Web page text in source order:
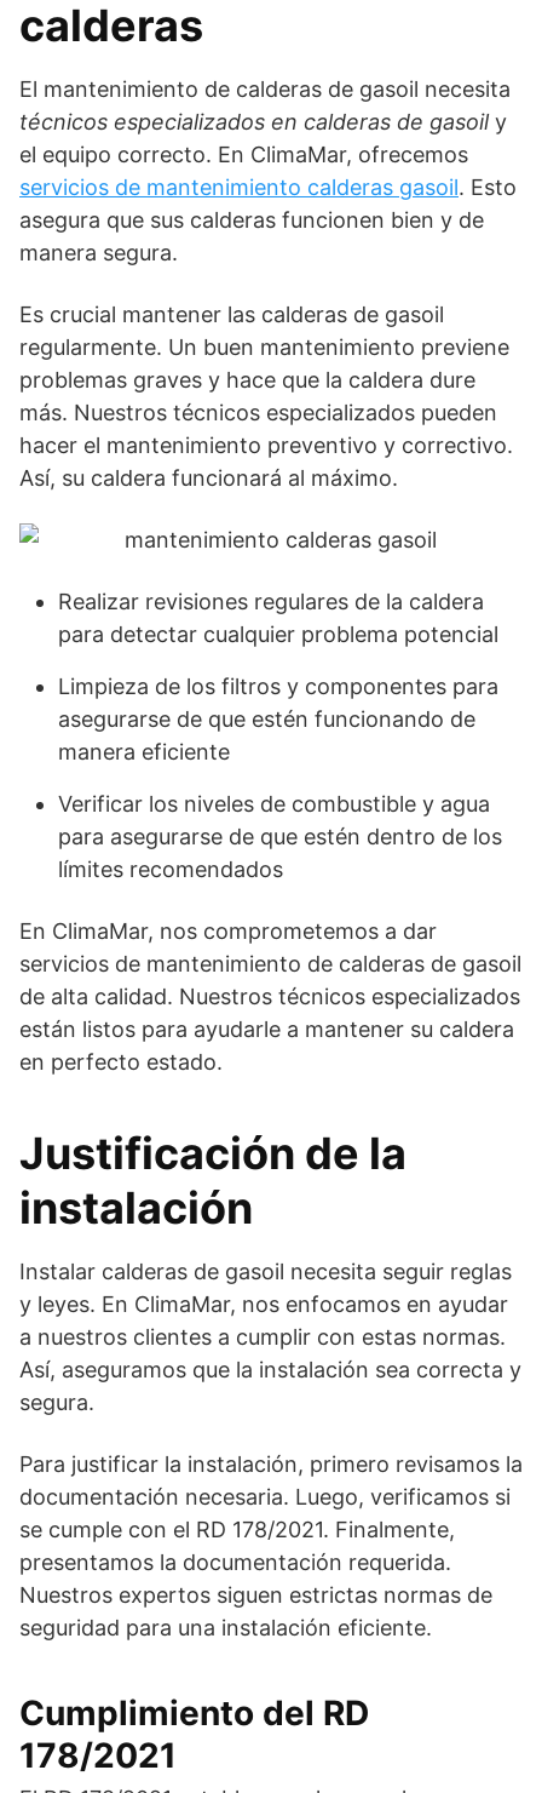
calderas
El mantenimiento de calderas de gasoil necesita
técnicos especializados en calderas de gasoily
el equipo correcto. En ClimaMar, ofrecemos
servicios de mantenimiento calderas gasoil. Esto
asegura que sus calderas funcionen bien y de
manera segura.
Es crucial mantener las calderas de gasoil
regularmente. Un buen mantenimiento previene
problemas graves y hace que la caldera dure
más. Nuestros técnicos especializados pueden
hacer el mantenimiento preventivo y correctivo.
Así, su caldera funcionará al máximo.
Realizar revisiones regulares de la caldera
para detectar cualquier problema potencial
Limpieza de los filtros y componentes para
asegurarse de que estén funcionando de
manera eficiente
Verificar los niveles de combustible y agua
para asegurarse de que estén dentro de los
límites recomendados
En ClimaMar, nos comprometemos a dar
servicios de mantenimiento de calderas de gasoil
de alta calidad. Nuestros técnicos especializados
están listos para ayudarle a mantener su caldera
en perfecto estado.
Justificación de la
instalación
Instalar calderas de gasoil necesita seguir reglas
y leyes. En ClimaMar, nos enfocamos en ayudar
a nuestros clientes a cumplir con estas normas.
Así, aseguramos que la instalación sea correcta y
segura.
Para justificar la instalación, primero revisamos la
documentación necesaria. Luego, verificamos si
se cumple con el RD 178/2021. Finalmente,
presentamos la documentación requerida.
Nuestros expertos siguen estrictas normas de
seguridad para una instalación eficiente.
Cumplimiento del RD
178/2021